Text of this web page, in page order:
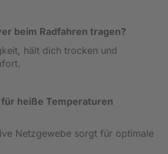
beim Radfahren tragen?
hält dich trocken und
heiße Temperaturen
Netzgewebe sorgt für optimale